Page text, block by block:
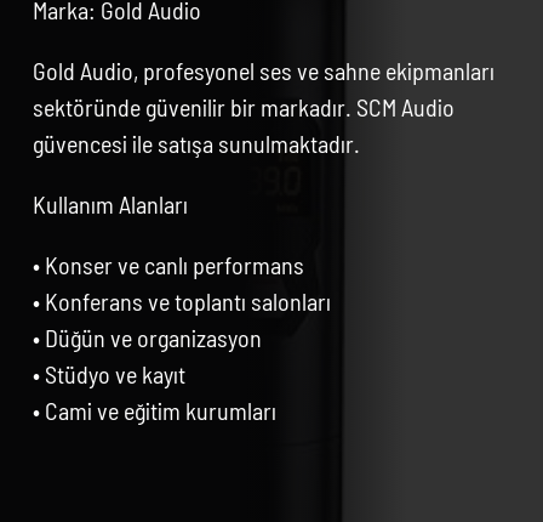
Marka: Gold Audio
Gold Audio, profesyonel ses ve sahne ekipmanları
sektöründe güvenilir bir markadır. SCM Audio
güvencesi ile satışa sunulmaktadır.
Kullanım Alanları
• Konser ve canlı performans
• Konferans ve toplantı salonları
• Düğün ve organizasyon
• Stüdyo ve kayıt
• Cami ve eğitim kurumları